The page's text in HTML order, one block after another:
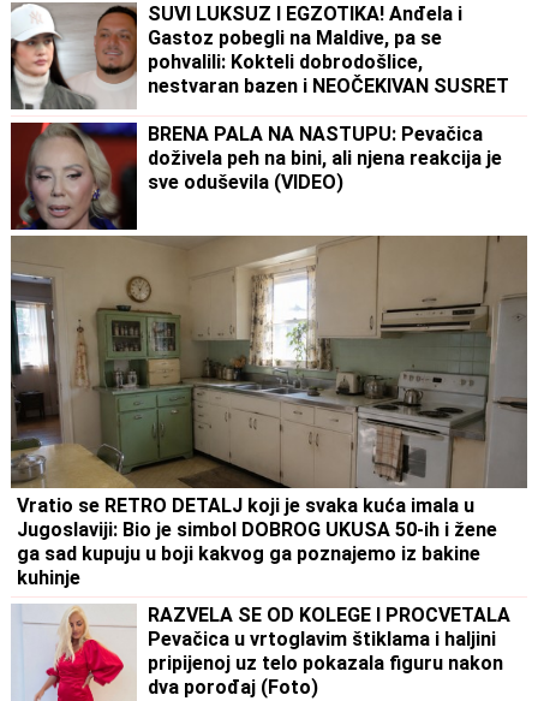
SUVI LUKSUZ I EGZOTIKA! Anđela i
Gastoz pobegli na Maldive, pa se
pohvalili: Kokteli dobrodošlice,
nestvaran bazen i NEOČEKIVAN SUSRET
na ulici (FOTO)
BRENA PALA NA NASTUPU: Pevačica
doživela peh na bini, ali njena reakcija je
sve oduševila (VIDEO)
Vratio se RETRO DETALJ koji je svaka kuća imala u
Jugoslaviji: Bio je simbol DOBROG UKUSA 50-ih i žene
ga sad kupuju u boji kakvog ga poznajemo iz bakine
kuhinje
RAZVELA SE OD KOLEGE I PROCVETALA
Pevačica u vrtoglavim štiklama i haljini
pripijenoj uz telo pokazala figuru nakon
dva porođaj (Foto)